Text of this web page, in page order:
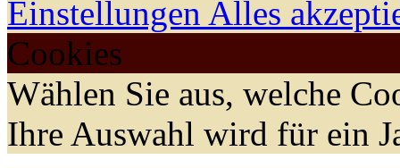
Einstellungen Alles
Cookies
Wählen Sie aus, welche
Ihre Auswahl wird für ein